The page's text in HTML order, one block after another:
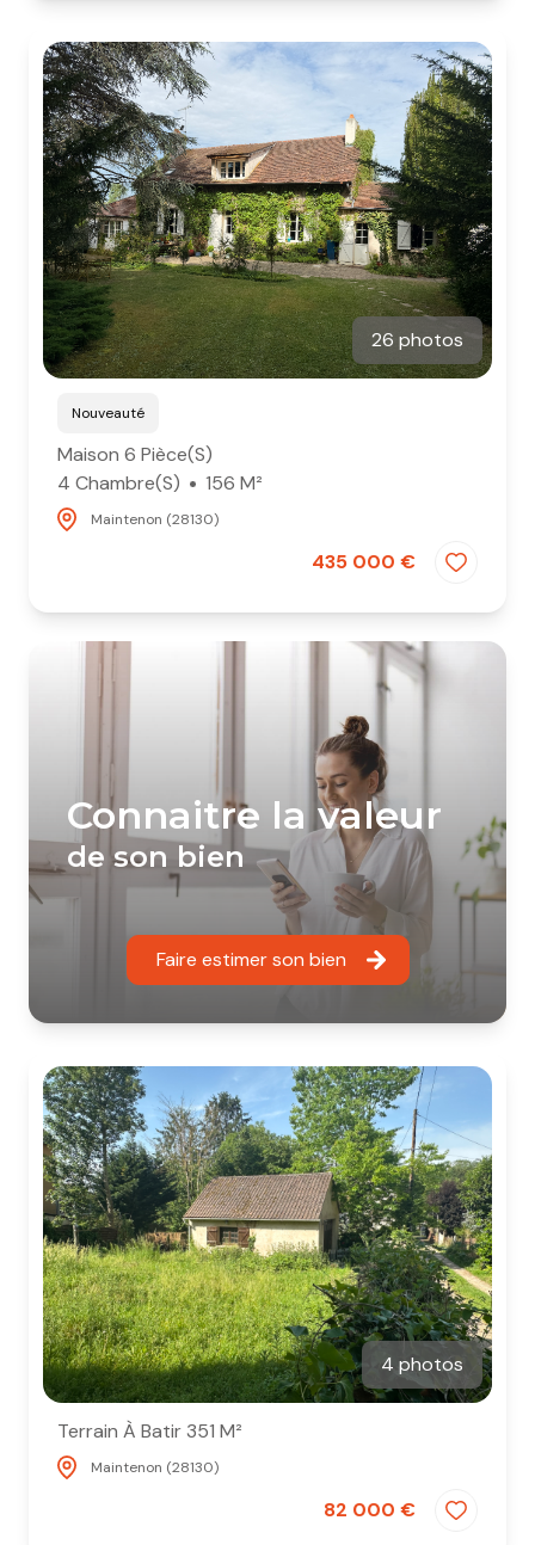
26 photos
Nouveauté
Maison 6 Pièce(s)
4 Chambre(s)
156 M²
Maintenon (28130)
435 000 €
connaitre la valeur
de son bien
Faire estimer son bien
4 photos
Terrain À Batir 351 M²
Maintenon (28130)
82 000 €